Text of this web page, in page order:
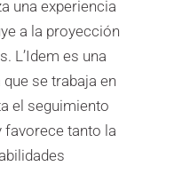
una experiencia
a la proyección
L’Idem es una
se trabaja en
el seguimiento
favorece tanto la